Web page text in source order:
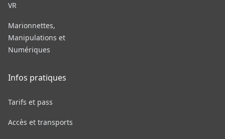
VR
Marionnettes,
Manipulations et
Numériques
Infos pratiques
Tarifs et pass
Accès et transports